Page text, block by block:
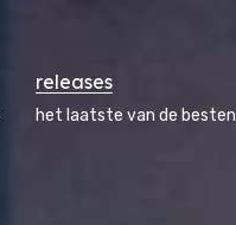
releases
het laatste van de besten